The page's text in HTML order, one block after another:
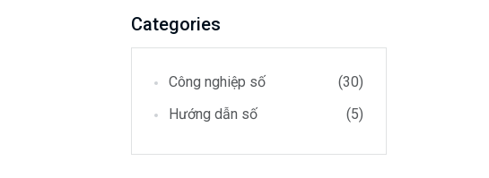
Categories
Công nghiệp số
(30)
Hướng dẫn số
(5)